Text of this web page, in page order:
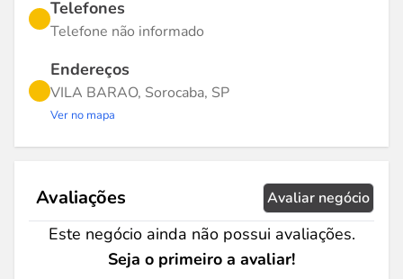
Telefones
Telefone não informado
Endereços
VILA BARAO, Sorocaba, SP
Ver no mapa
Avaliações Avaliar negócio
Este negócio ainda não possui avaliações.
Seja o primeiro a avaliar!